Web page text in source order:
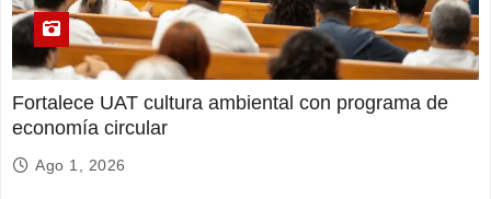
Fortalece UAT cultura ambiental con programa de
economía circular
Ago 1, 2026